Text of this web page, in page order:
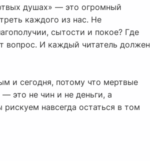
душах» — это огромный
каждого из нас. Не
сытости и покое? Где
вопрос. И каждый читатель должен
и сегодня, потому что мертвые
это не чин и не деньги, а
навсегда остаться в том